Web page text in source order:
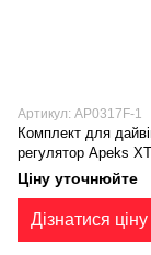
Артикул: AP0317F-1
Комплект для
регулятор Apeks
октопус XTX40
Ціну уточнюйте
Дізнатися ціну